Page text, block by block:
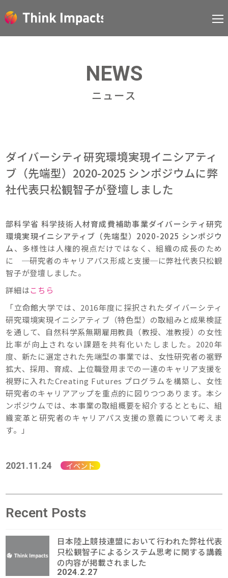
NEWS
ニュース
ダイバーシティ研究環境実現イニシアティ
ブ（先端型）2020-2025 シンポジウムに弊
社代表只松観智子が登壇しました
部科学省 科学技術人材育成費補助事業ダイバーシティ研究
環境実現イニシアティブ（先端型）2020-2025 シンポジウ
ム、多様性は人権的視点だけではなく、組織の成長のため
に ─研究者のキャリアパス形成と支援─に弊社代表只松観
智子が登壇しました。
詳細はこちら
「立命館大学では、2016年度に採択されたダイバーシティ
研究環境実現イニシアティブ（特色型）の取組みと成果検証
を通して、自然科学系無期雇用教員（教授、准教授）の女性
比率が向上されない課題を共有化いたしました。2020年
度、新たに選定された先端型の事業では、女性研究者の裾野
拡大、採用、育成、上位職登用までの一連のキャリア支援を
視野に入れたCreating Futures プログラムを構築し、女性
研究者のキャリアアップを重点的に図りつつあります。本シ
ンポジウムでは、本事業の取組概要を紹介するとともに、組
織変革と研究者のキャリアパス支援の意義について考えま
す。」
2021.11.24 イベント
Recent Posts
日本陸上競技連盟において行われた弊社代表
只松観智子によるシステム思考に関する講義
の内容が掲載されました
2024.2.27